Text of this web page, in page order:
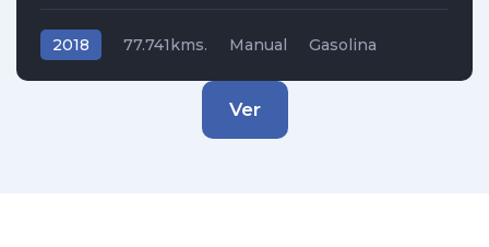
2018 77.741kms. Manual
Gasolina
Ver